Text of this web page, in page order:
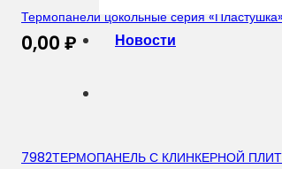
Новости
Термопанели цокольные серия
0,00 ₽
7982ТЕРМОПАНЕЛЬ С КЛИНКЕРНОЙ